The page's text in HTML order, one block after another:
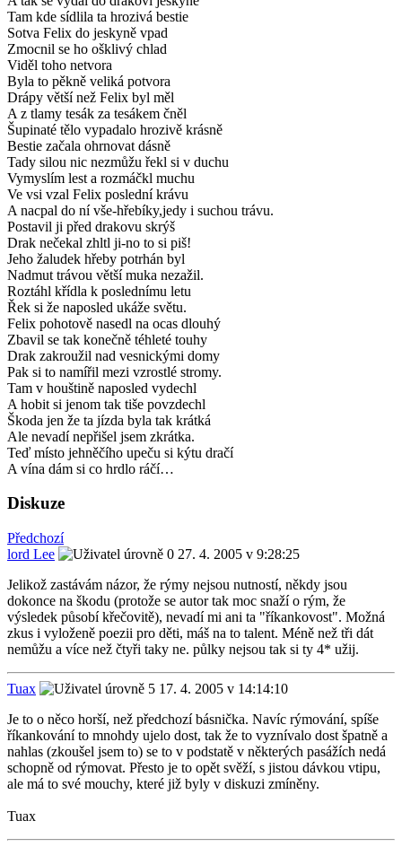
Tam kde sídlila ta hrozivá bestie
Sotva Felix do jeskyně vpad
Zmocnil se ho ošklivý chlad
Viděl toho netvora
Byla to pěkně veliká potvora
Drápy větší než Felix byl měl
A z tlamy tesák za tesákem čněl
Šupinaté tělo vypadalo hrozivě krásně
Bestie začala ohrnovat dásně
Tady silou nic nezmůžu řekl si v duchu
Vymyslím lest a rozmáčkl muchu
Ve vsi vzal Felix poslední krávu
A nacpal do ní vše-hřebíky,jedy i suchou trávu.
Postavil ji před drakovu skrýš
Drak nečekal zhltl ji-no to si piš!
Jeho žaludek hřeby potrhán byl
Nadmut trávou větší muka nezažil.
Roztáhl křídla k poslednímu letu
Řek si že naposled ukáže světu.
Felix pohotově nasedl na ocas dlouhý
Zbavil se tak konečně téhleté touhy
Drak zakroužil nad vesnickými domy
Pak si to namířil mezi vzrostlé stromy.
Tam v houštině naposled vydechl
A hobit si jenom tak tiše povzdechl
Škoda jen že ta jízda byla tak krátká
Ale nevadí nepřišel jsem zkrátka.
Teď místo jehněčího upeču si kýtu dračí
A vína dám si co hrdlo ráčí…
Diskuze
Předchozí
lord Lee
27. 4. 2005 v 9:28:25
Jelikož zastávám názor, že rýmy nejsou nutností, někdy jsou
dokonce na škodu (protože se autor tak moc snaží o rým, že
výsledek působí křečovitě), nevadí mi ani ta "říkankovost". Možná
zkus i vyloženě poezii pro děti, máš na to talent. Méně než tři dát
nemůžu a více než čtyři taky ne. půlky nejsou tak si ty 4* užij.
Tuax
17. 4. 2005 v 14:14:10
Je to o něco horší, než předchozí básnička. Navíc rýmování, spíše
říkankování to mnohdy ujelo dost, tak že to vyznívalo dost špatně a
nahlas (zkoušel jsem to) se to v podstatě v některých pasážích nedá
schopně od rýmovat. Přesto je to opět svěží, s jistou dávkou vtipu,
ale má to své mouchy, které již byly v diskuzi zmíněny.
Tuax